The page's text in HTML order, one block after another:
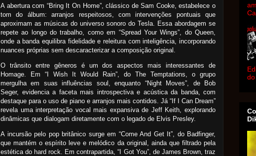
A abertura com “Bring It On Home”, clássico de Sam Cooke, estabelece o
tom do álbum: arranjos respeitosos, com intervenções pontuais que
aproximam as músicas do universo sonoro do Tesla. Essa abordagem se
repete ao longo do trabalho, como em “Spread Your Wings”, do Queen,
onde a banda equilibra fidelidade e releitura com inteligência, incorporando
nuances próprias sem descaracterizar a composição original.
O trânsito entre gêneros é um dos aspectos mais interessantes de
Homage. Em “I Wish It Would Rain”, do The Temptations, o grupo
mergulha em suas influências soul, enquanto “Night Moves”, de Bob
Seger, evidencia a faceta mais introspectiva e acústica da banda, com
destaque para o uso de piano e arranjos mais contidos. Já “If I Can Dream”
revela uma interpretação vocal mais expansiva de Jeff Keith, explorando
dinâmicas que dialogam diretamente com o legado de Elvis Presley.
A incursão pelo pop britânico surge em “Come And Get It”, do Badfinger,
que mantém o espírito leve e melódico da original, ainda que filtrado pela
estética do hard rock. Em contrapartida, “I Got You”, de James Brown, traz